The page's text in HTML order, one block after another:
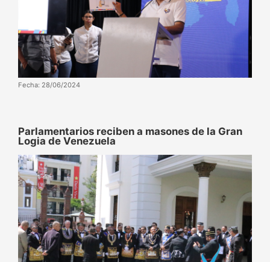
Fecha: 28/06/2024
Parlamentarios reciben a masones de la Gran
Logia de Venezuela